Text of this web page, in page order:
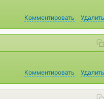
Комментировать
Удалить
Комментировать
Удалить